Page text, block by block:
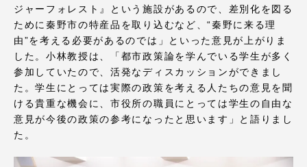
ジャーフォレスト』という施設があるので、差別化を図る
ために秦野市の特産品を取り込むなど、“秦野に来る理
由”を考える必要があるのでは」といった意見が上がりま
した。小林教授は、「都市政策論を学んでいる学生が多く
参加していたので、活発なディスカッションができまし
た。学生にとっては実際の政策を考える人たちの意見を聞
ける貴重な機会に、市役所の職員にとっては学生の自由な
意見が今後の政策の参考になったと思います」と語りまし
た。
TOKAIスポーツ
ニュースリリース